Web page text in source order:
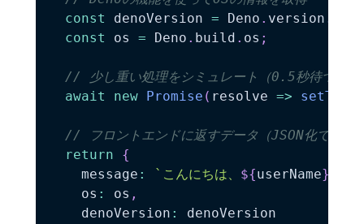
const
denoVersion = Deno . version .
const
os = Deno . build . os ;
// 少し重い処理をシミュレート（0.5秒待つ）
await
new Promise ( resolve =>
// フロントエンドに返すデータ（JSON化できる
return
{
    message
: ` こんにちは、 ${userName}
    os
: os ,
    denoVersion
:
denoVersion